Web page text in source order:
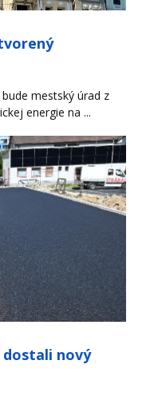
mestský úrad z
energie na ...
nový